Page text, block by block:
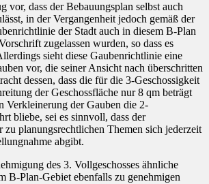
dass der Bebauungsplan selbst auch
in der Vergangenheit jedoch gemäß der
der Stadt auch in diesem B-Plan
zugelassen wurden, so dass es
sieht diese Gaubenrichtlinie eine
vor, die seiner Ansicht nach überschritten
dessen, dass die für die 3-Geschossigkeit
der Geschossfläche nur 8 qm beträgt
Verkleinerung der Gauben die 2-
bliebe, sei es sinnvoll, dass der
zu planungsrechtlichen Themen sich jederzeit
abgibt.
des 3. Vollgeschosses ähnliche
B-Plan-Gebiet ebenfalls zu genehmigen